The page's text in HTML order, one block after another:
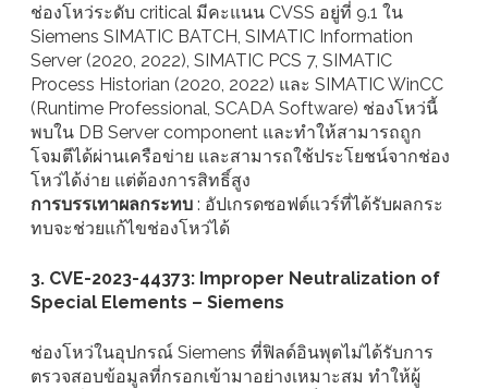
ช่องโหว่ระดับ critical มีคะแนน CVSS อยู่ที่ 9.1 ใน
Siemens SIMATIC BATCH, SIMATIC Information
Server (2020, 2022), SIMATIC PCS 7, SIMATIC
Process Historian (2020, 2022) และ SIMATIC WinCC
(Runtime Professional, SCADA Software) ช่องโหว่นี้
พบใน DB Server component และทำให้สามารถถูก
โจมตีได้ผ่านเครือข่าย และสามารถใช้ประโยชน์จากช่อง
โหว่ได้ง่าย แต่ต้องการสิทธิ์สูง
การบรรเทาผลกระทบ : อัปเกรดซอฟต์แวร์ที่ได้รับผลกระ
ทบจะช่วยแก้ไขช่องโหว่ได้
3. CVE-2023-44373: Improper Neutralization of
Special Elements – Siemens
ช่องโหว่ในอุปกรณ์ Siemens ที่ฟิลด์อินพุตไม่ได้รับการ
ตรวจสอบข้อมูลที่กรอกเข้ามาอย่างเหมาะสม ทำให้ผู้